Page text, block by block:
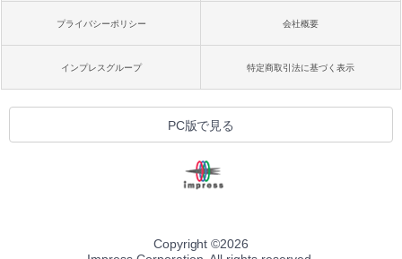
プライバシーポリシー 会社概要
インプレスグループ 特定商取引法に基づく表示
PC版で見る
Copyright ©2026